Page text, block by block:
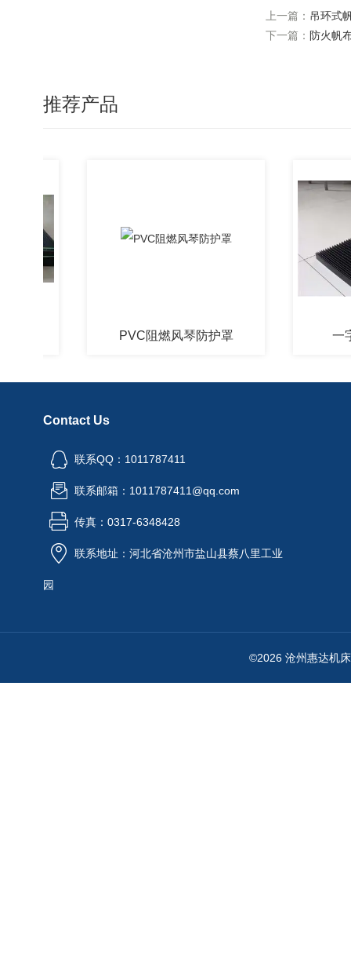
上一篇： 吊环式
下一篇： 防火帆
推荐产品
PVC阻燃风琴防护罩 一字型
Contact Us
联系QQ：1011787411
联系邮箱：1011787411@qq.com
传真：0317-6348428
联系地址：河北省沧州市盐山县蔡八里工业
园
©2026 沧州惠达机